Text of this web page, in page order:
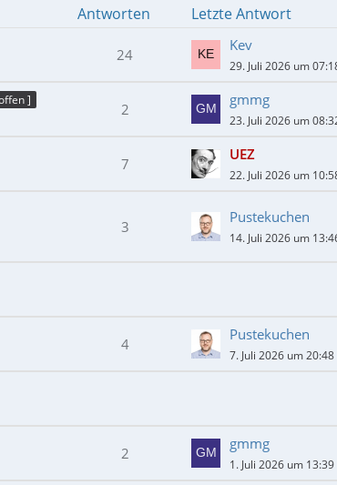
Antworten
Letzte Antwort
24
Kev
29. Juli 2026 um
]
2
gmmg
23. Juli 2026 um
7
UEZ
22. Juli 2026 um
3
Pustekuchen
14. Juli 2026 um
4
Pustekuchen
7. Juli 2026 um 20:48
2
gmmg
1. Juli 2026 um 13:39